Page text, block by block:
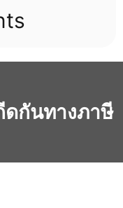
ดกันทางภาษี